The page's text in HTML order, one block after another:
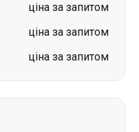
ціна за запитом
ціна за запитом
ціна за запитом